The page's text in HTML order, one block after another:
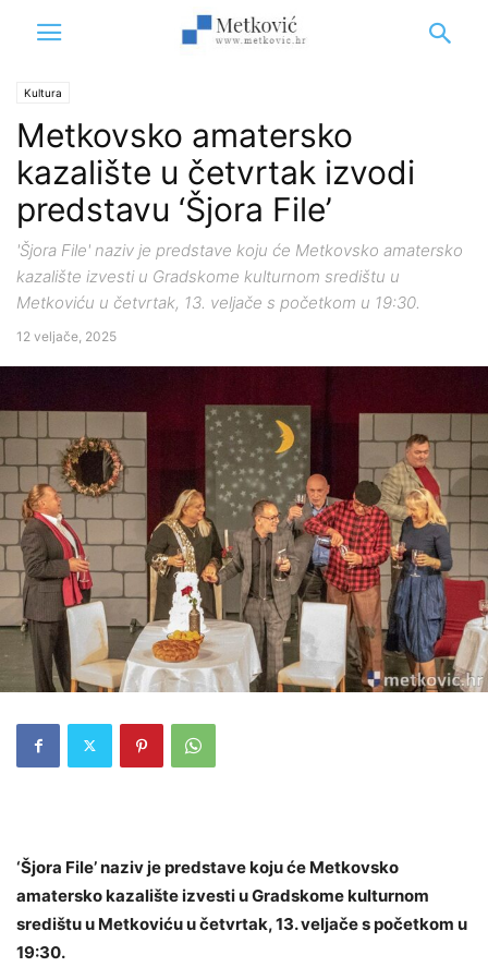
Kultura
Metkovsko amatersko
kazalište u četvrtak izvodi
predstavu ‘Šjora File’
'Šjora File' naziv je predstave koju će Metkovsko amatersko
kazalište izvesti u Gradskome kulturnom središtu u
Metkoviću u četvrtak, 13. veljače s početkom u 19:30.
12 veljače, 2025
‘Šjora File’ naziv je predstave koju će Metkovsko
amatersko kazalište izvesti u Gradskome kulturnom
središtu u Metkoviću u četvrtak, 13. veljače s početkom u
19:30.